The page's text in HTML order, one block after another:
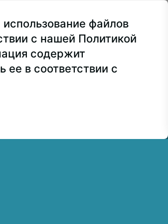
файлов
с нашей Политикой
содержит
в соответствии с
92-00
32-20
00 (доб. 1191)